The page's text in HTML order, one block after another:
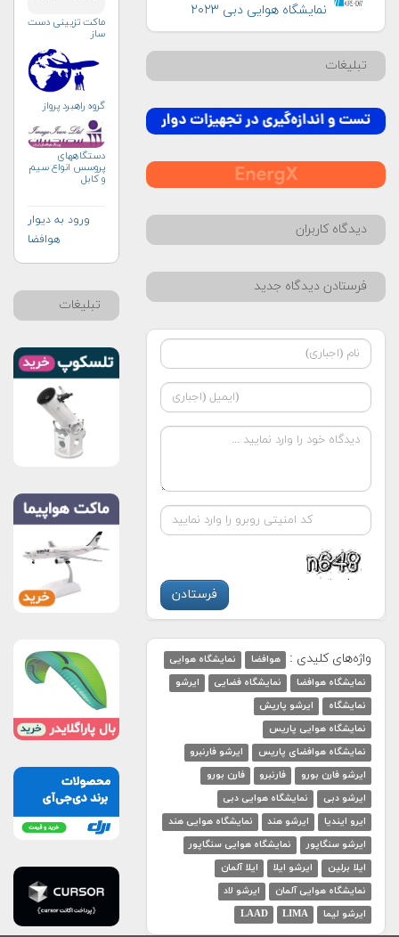
نمایشگاه هوایی دبی ۲۰۲۳
تبلیغات
دیدگاه کاربران
فرستادن دیدگاه جدید
واژه‌های کلیدی : هوافضا
نمایشگاه هوایی
نمایشگاه هوافضا
نمایشگاه فضایی
ایرشو
نمایشگاه
ایرشو پاریش
نمایشگاه هوایی پاریس
نمایشگاه هوافضای پاریس
ایرشو فارنبرو
ایرشو فارن بورو
فارنبرو
فارن بورو
ایرشو دبی
نمایشگاه هوایی دبی
ایرو ایندیا
ایرشو هند
نمایشگاه هوایی هند
ایرشو سنگاپور
نمایشگاه هوایی سنگاپور
ایلا برلین
ایرشو ایلا
ایلا آلمان
نمایشگاه هوایی آلمان
ایرشو لاد
ایرشو لیما
LAAD LIMA
ماکت تزیینی دست
ساز
گروه راهبرد پرواز
دستگاههای
پروسس انواع سیم
و کابل
ورود به دیوار
هوافضا
تبلیغات